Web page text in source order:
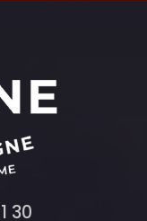
30